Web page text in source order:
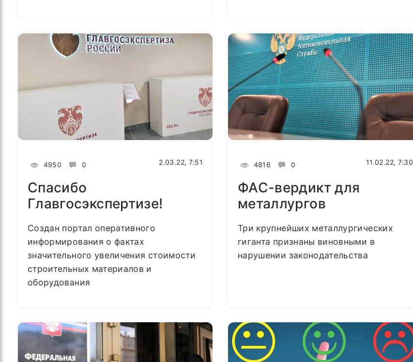
4950 0 2.03.22, 7:51
Спасибо
Главгосэкспертизе!
Создан портал оперативного
информирования о фактах
значительного увеличения стоимости
строительных материалов и
оборудования
4816 0 11.02.22, 7:30
ФАС-вердикт для
металлургов
Три крупнейших металлургических
гиганта признаны виновными в
нарушении законодательства